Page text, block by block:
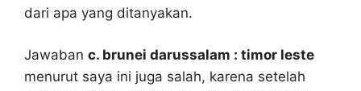
dari apa yang ditanyakan.
Jawaban c. brunei darussalam : timor leste
menurut saya ini juga salah, karena setelah